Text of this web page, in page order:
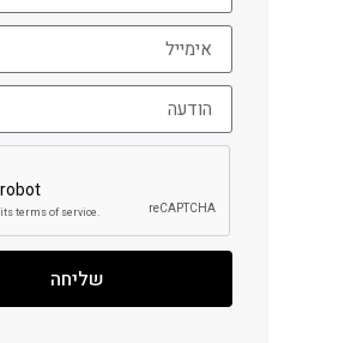
שליחה